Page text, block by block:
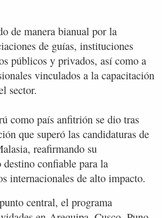
de manera bianual por la
de guías, instituciones
públicos y privados, así como a
vinculados a la capacitación
sector.
como país anfitrión se dio tras
que superó las candidaturas de
reafirmando su
confiable para la
internacionales de alto impacto.
central, el programa